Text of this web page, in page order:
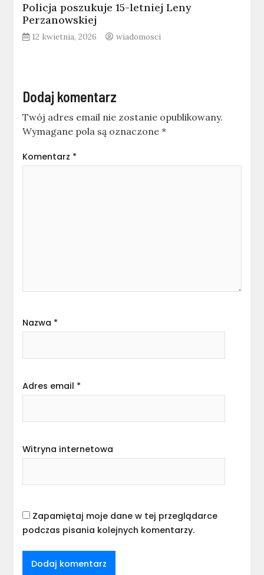
Policja poszukuje 15-letniej Leny
Perzanowskiej
12 kwietnia, 2026 wiadomosci
Dodaj komentarz
Twój adres email nie zostanie opublikowany.
Wymagane pola są oznaczone*
Komentarz *
Nazwa *
Adres email *
Witryna internetowa
Zapamiętaj moje dane w tej przeglądarce
podczas pisania kolejnych komentarzy.